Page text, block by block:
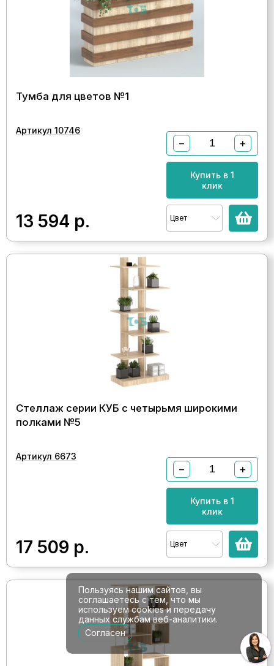
Тумба для цветов №1
Артикул 10746
13 594 р.
− +
Купить в 1
клик
Цвет
Стеллаж серии КУБ с четырьмя широкими
полками №5
Артикул 6673
17 509 р.
− +
Купить в 1
клик
Цвет
Пользуясь нашим сайтов, вы
соглашаетесь с тем, что мы
используем cookies и передачу
данных службам веб-аналитики.
Согласен